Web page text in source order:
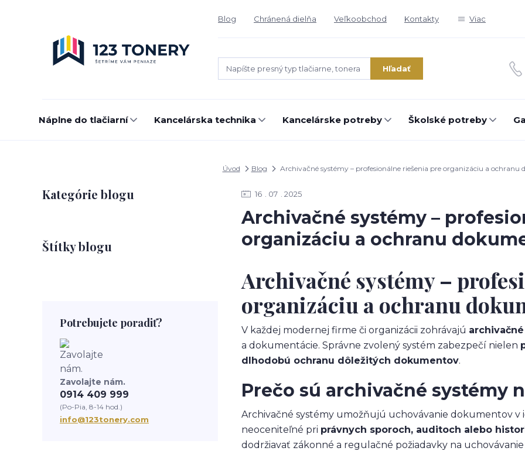
Blog Chránená dielňa Veľkoobchod Kontakty Viac
Hľadať
Náplne do tlačiarní Kancelárska technika Kancelárske potreby Školské potreby
Úvod Blog Archivačné systémy – profesionálne riešenia pre organizáciu a ochranu
Kategórie blogu
Štítky blogu
Potrebujete poradiť?
Zavolajte nám.
0914 409 999
(Po-Pia, 8-14 hod.)
info@123tonery.com
16 07 2025
Archivačné systémy –
organizáciu a ochranu
Archivačné systémy –
organizáciu a ochranu
V každej modernej firme či organizácii zohrávajú
a dokumentácie. Správne zvolený systém zabezpečí nielen
dlhodobú ochranu dôležitých dokumentov.
Prečo sú archivačné systémy
Archivačné systémy umožňujú uchovávanie dokumentov v
neoceniteľné pri právnych sporoch, auditoch alebo
dodržiavať zákonné a regulačné požiadavky na uchovávanie